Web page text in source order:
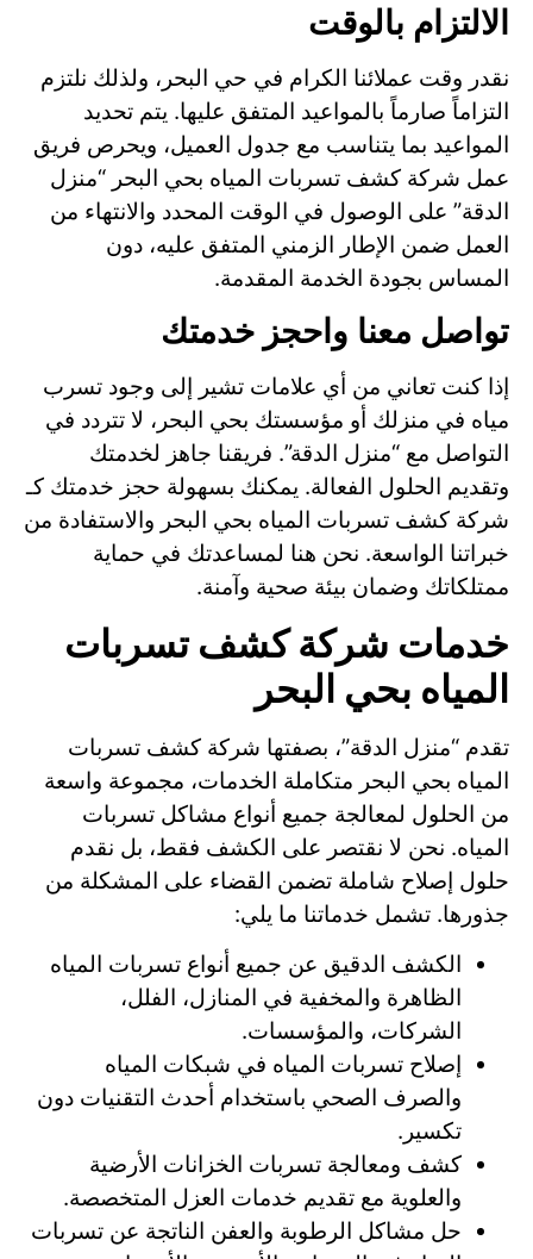
الالتزام بالوقت
نقدر وقت عملائنا الكرام في حي البحر، ولذلك نلتزم
التزاماً صارماً بالمواعيد المتفق عليها. يتم تحديد
المواعيد بما يتناسب مع جدول العميل، ويحرص فريق
عمل شركة كشف تسربات المياه بحي البحر “منزل
الدقة” على الوصول في الوقت المحدد والانتهاء من
العمل ضمن الإطار الزمني المتفق عليه، دون
المساس بجودة الخدمة المقدمة.
تواصل معنا واحجز خدمتك
إذا كنت تعاني من أي علامات تشير إلى وجود تسرب
مياه في منزلك أو مؤسستك بحي البحر، لا تتردد في
التواصل مع “منزل الدقة”. فريقنا جاهز لخدمتك
وتقديم الحلول الفعالة. يمكنك بسهولة حجز خدمتك كـ
شركة كشف تسربات المياه بحي البحر والاستفادة من
خبراتنا الواسعة. نحن هنا لمساعدتك في حماية
ممتلكاتك وضمان بيئة صحية وآمنة.
خدمات شركة كشف تسربات
المياه بحي البحر
تقدم “منزل الدقة”، بصفتها شركة كشف تسربات
المياه بحي البحر متكاملة الخدمات، مجموعة واسعة
من الحلول لمعالجة جميع أنواع مشاكل تسربات
المياه. نحن لا نقتصر على الكشف فقط، بل نقدم
حلول إصلاح شاملة تضمن القضاء على المشكلة من
جذورها. تشمل خدماتنا ما يلي:
الكشف الدقيق عن جميع أنواع تسربات المياه
الظاهرة والمخفية في المنازل، الفلل،
الشركات، والمؤسسات.
إصلاح تسربات المياه في شبكات المياه
والصرف الصحي باستخدام أحدث التقنيات دون
تكسير.
كشف ومعالجة تسربات الخزانات الأرضية
والعلوية مع تقديم خدمات العزل المتخصصة.
حل مشاكل الرطوبة والعفن الناتجة عن تسربات